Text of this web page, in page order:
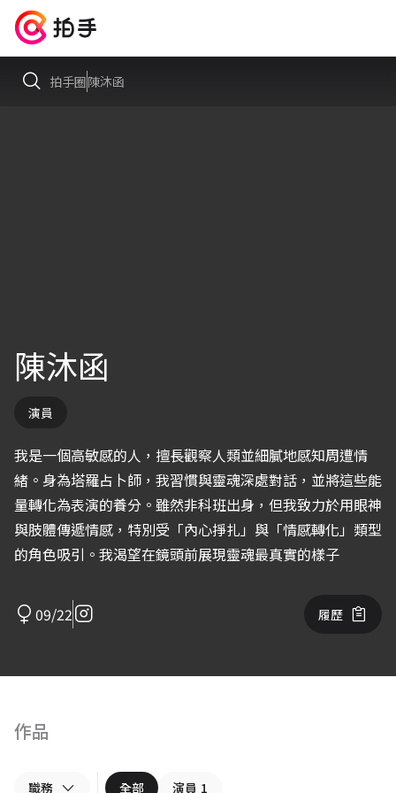
拍手圈陳沐函
陳沐函
演員
我是一個高敏感的人，擅長觀察人類並細膩地感知周遭情
緒。身為塔羅占卜師，我習慣與靈魂深處對話，並將這些能
量轉化為表演的養分。雖然非科班出身，但我致力於用眼神
與肢體傳遞情感，特別受「內心掙扎」與「情感轉化」類型
的角色吸引。我渴望在鏡頭前展現靈魂最真實的樣子
09/22 履歷
作品
職務 全部 演員 1